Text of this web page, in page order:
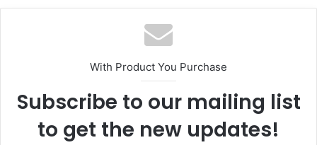
With Product You Purchase
Subscribe to our mailing list
to get the new updates!